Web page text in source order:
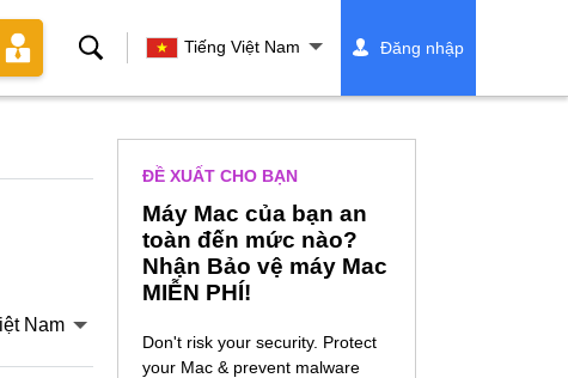
Tìm
kiếm
Tiếng Việt Nam Đăng nhập
Nam
ĐỀ XUẤT CHO BẠN
Máy Mac của bạn an
toàn đến mức nào?
Nhận Bảo vệ máy Mac
MIỄN PHÍ!
Don't risk your security. Protect
your Mac & prevent malware